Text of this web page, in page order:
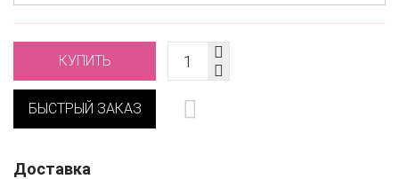
КУПИТЬ
БЫСТРЫЙ ЗАКАЗ
Доставка